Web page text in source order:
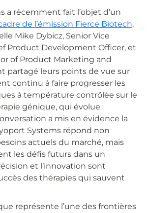
a récemment fait l’objet d’un
de l’émission Fierce Biotech,
Mike Dybicz, Senior Vice
Product Development Officer, et
of Product Marketing and
partagé leurs points de vue sur
continu à faire progresser les
à température contrôlée sur le
génique, qui évolue
a mis en évidence la
Systems répond non
actuels du marché, mais
les défis futurs dans un
et l’innovation sont
des thérapies qui sauvent
représente l’une des frontières